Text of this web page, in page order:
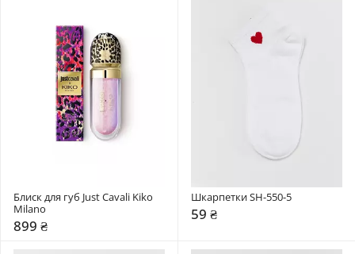
Блиск для губ Just Cavali Kiko
Milano
899 ₴
Шкарпетки SH-550-5
59 ₴